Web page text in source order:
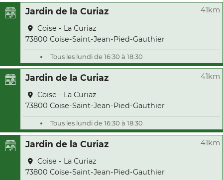
Jardin de la Curiaz 41km
Coise - La Curiaz
73800 Coise-Saint-Jean-Pied-Gauthier
Tous les lundi de 16:30 à 18:30
Jardin de la Curiaz 41km
Coise - La Curiaz
73800 Coise-Saint-Jean-Pied-Gauthier
Tous les lundi de 16:30 à 18:30
Jardin de la Curiaz 41km
Coise - La Curiaz
73800 Coise-Saint-Jean-Pied-Gauthier